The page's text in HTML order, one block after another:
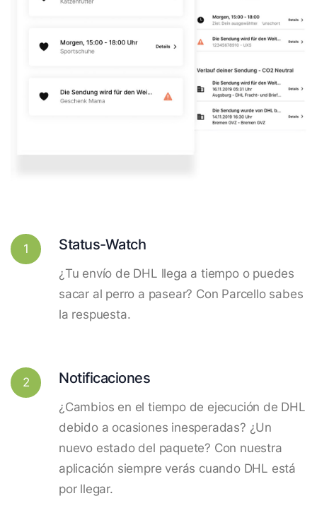
1 Status-Watch
¿Tu envío de DHL llega a tiempo o puedes
sacar al perro a pasear? Con Parcello sabes
la respuesta.
2 Notificaciones
¿Cambios en el tiempo de ejecución de DHL
debido a ocasiones inesperadas? ¿Un
nuevo estado del paquete? Con nuestra
aplicación siempre verás cuando DHL está
por llegar.